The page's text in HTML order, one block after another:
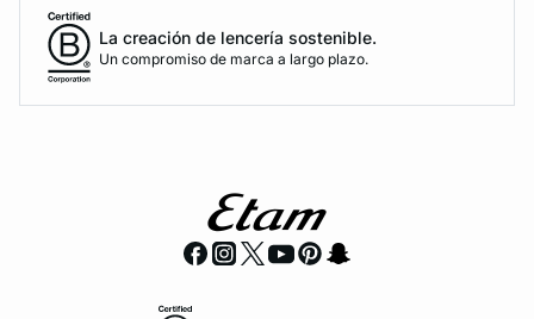
La creación de lencería sostenible.
Un compromiso de marca a largo plazo.